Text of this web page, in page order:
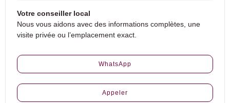
Votre conseiller local
Nous vous aidons avec des informations complètes, une
visite privée ou l’emplacement exact.
WhatsApp
Appeler